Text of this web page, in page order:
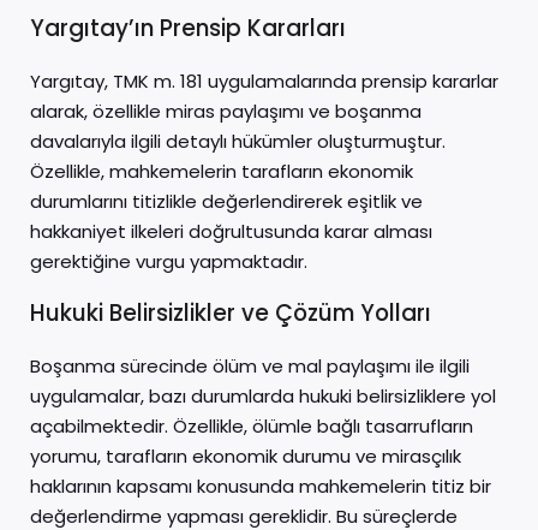
Yargıtay’ın Prensip Kararları
Yargıtay, TMK m. 181 uygulamalarında prensip kararlar
alarak, özellikle miras paylaşımı ve boşanma
davalarıyla ilgili detaylı hükümler oluşturmuştur.
Özellikle, mahkemelerin tarafların ekonomik
durumlarını titizlikle değerlendirerek eşitlik ve
hakkaniyet ilkeleri doğrultusunda karar alması
gerektiğine vurgu yapmaktadır.
Hukuki Belirsizlikler ve Çözüm Yolları
Boşanma sürecinde ölüm ve mal paylaşımı ile ilgili
uygulamalar, bazı durumlarda hukuki belirsizliklere yol
açabilmektedir. Özellikle, ölümle bağlı tasarrufların
yorumu, tarafların ekonomik durumu ve mirasçılık
haklarının kapsamı konusunda mahkemelerin titiz bir
değerlendirme yapması gereklidir. Bu süreçlerde